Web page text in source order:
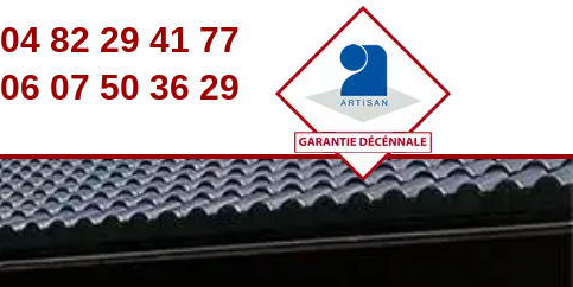
04 82 29 41 77
06 07 50 36 29